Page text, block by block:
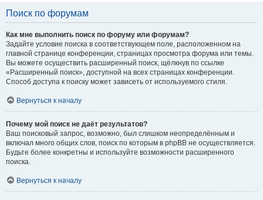
Поиск по форумам
Как мне выполнить поиск по форуму или форумам?
Задайте условие поиска в соответствующем поле, расположенном на
главной странице конференции, страницах просмотра форума или темы.
Вы можете осуществить расширенный поиск, щёлкнув по ссылке
«Расширенный поиск», доступной на всех страницах конференции.
Способ доступа к поиску может зависеть от используемого стиля.
Вернуться к началу
Почему мой поиск не даёт результатов?
Ваш поисковый запрос, возможно, был слишком неопределённым и
включал много общих слов, поиск по которым в phpBB не осуществляется.
Будьте более конкретны и используйте возможности расширенного
поиска.
Вернуться к началу